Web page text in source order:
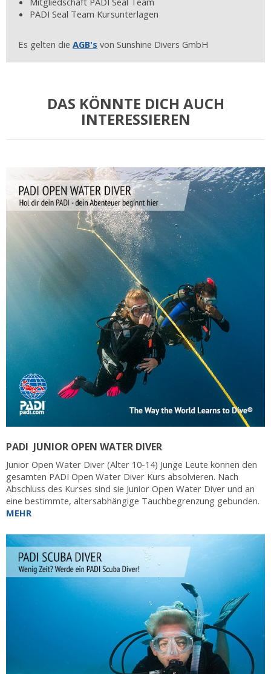
PADI Seal Team Kursunterlagen
Es gelten die AGB's von Sunshine Divers GmbH
DAS KÖNNTE DICH AUCH
INTERESSIEREN
PADI JUNIOR OPEN WATER DIVER
Junior Open Water Diver (Alter 10-14) Junge Leute können den
gesamten PADI Open Water Diver Kurs absolvieren. Nach
Abschluss des Kurses sind sie Junior Open Water Diver und an
eine bestimmte, altersabhängige Tauchbegrenzung gebunden.
MEHR